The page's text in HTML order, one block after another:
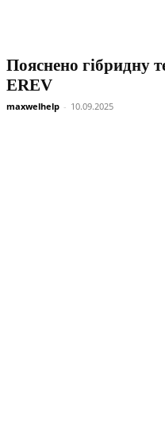
Пояснено гібридну
EREV
maxwelhelp - 10.09.2025